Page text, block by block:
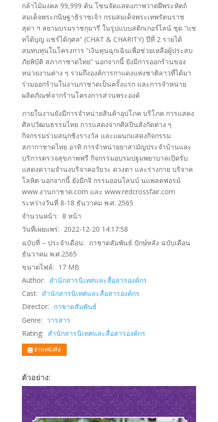
กล้าไม้มงคล 99,999 ต้น โซนจัดแสดงภาพวาดฝีพระหัตถ์
สมเด็จพระกนิษฐาธิราชเจ้า กรมสมเด็จพระเทพรัตนราช
สุดา ฯ สยามบรมราชกุมารี ในรูปแบบสติกเกอร์ไลน์ ชุด “แช
ทได้บุญ แชร์ได้กุศล” (CHAT & CHARITY) ปีที่ 2 รายได้
สมทบทุนในโครงการ “เงินทุนฉุกเฉินเพื่อช่วยเหลือผู้ประสบ
ภัยพิบัติ สภากาชาดไทย” นอกจากนี้ ยังมีการออกร้านของ
หน่วยงานต่าง ๆ รวมถึงองค์การกาแดงแห่งชาติลาวที่ได้มา
ร่วมออกร้านในงานกาชาดเป็นครั้งแรก และการจำหน่าย
ผลิตภัณฑ์จากร้านโครงการส่วนพระองค์
ภายในงานยังมีการจำหน่ายสินค้าอุปโภค บริโภค การแสดง
ศิลปวัฒนธรรมไทย การแสดงจากศิลปินสังกัดต่าง ๆ
กิจกรรมร่วมสนุกชิงรางวัล และแผนกแสดงกิจกรรม
สภากาชาดไทย อาทิ การจำหน่ายยาสามัญประจำบ้านและ
บริการตรวจสุขภาพฟรี กิจกรรมอบรมปฐมพยาบาลเปิดรับ
แสดงความจำนงบริจาคอวัยวะ ดวงตา และร่างกาย บริจาค
โลหิต นอกจากนี้ ยังมีกจิ กรรมออนไลนบ์ นแพลตฟอรม์
www.งานกาชาด.com และ www.redcrossfair.com
ระหว่างวันที่ 8-18 ธันวาคม พ.ศ. 2565
จำนวนหน้า: 8 หน้า
วันที่เผยแพร่: 2022-12-20 14:17:58
ฉบับที่ – ประจำเดือน: กาชาดสัมพันธ์ ปักษ์หลัง ฉบับเดือน
ธันวาคม พ.ศ.2565
ขนาดไฟล์: 17 MB
Author: สำนักสารนิเทศและสื่อสารองค์กร
Cast: สำนักสารนิเทศและสื่อสารองค์กร
Director: กาชาดสัมพันธ์
Genre: วารสาร
Rating: สำนักสารนิเทศและสื่อสารองค์กร
อ่านหนังสือ
ตัวอย่าง: